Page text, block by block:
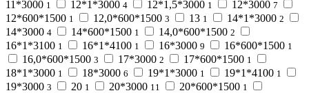
11*3000 1 12*1*3000 4 12*1,5*3000 1 12*3000 7
12*600*1500 1 12,0*600*1500 3 13 1 14*1*3000 2
14*3000 4 14*600*1500 1 14,0*600*1500 2
16*1*3100 1 16*1*4100 1 16*3000 9 16*600*1500 1
16,0*600*1500 3 17*3000 2 17*600*1500 1
18*1*3000 1 18*3000 6 19*1*3000 1 19*1*4100 1
19*3000 3 20 1 20*3000 11 20*600*1500 1